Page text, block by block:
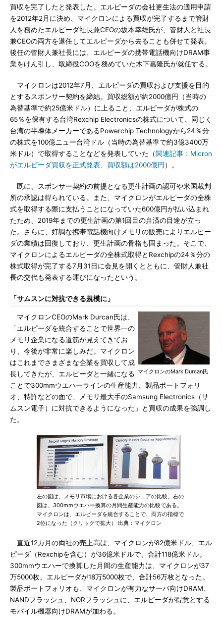
買収を完了したと発表した。エルピーダの会社更生法の適用申請
を2012年2月に決め、マイクロンによる買収が完了するまで管財
人を務めたエルピーダ社長兼CEOの坂本幸雄氏が、管財人と社長
兼CEOの両方を退任してエルピーダから去ることも併せて発表。
後任の管財人兼社長には、エルピーダの携帯電話機向けDRAM事
業をけん引し、取締役COOを務めていた木下嘉隆氏が就任する。
マイクロンは2012年7月、エルピーダの買収および支援を目的
とするスポンサー契約を締結。買収総額が約2000億円（当時の
為替基準で約25億米ドル）に上ること、エルピーダが株式の
65％を保有する台湾Rexchip Electronicsの株式について、同じく
台湾の半導体メーカーであるPowerchip Technologyから24％分
の株式を100億ニュー台湾ドル（当時の為替基準で約3億3400万
米ドル）で取得することなどを発表していた（関連記事：Micron
がエルピーダ買収を正式発表、買収額は2000億円 ）。
既に、スポンサー契約の前提となる更生計画の認可や米国裁判
所の承認は得られている。また、マイクロンがエルピーダの全株
式を取得する際に支払うことになっていた600億円が払い込まれ
たため、2019年までの更生計画の第1回目の弁済の目途が立っ
た。さらに、好調な携帯電話機向けメモリの販売によりエルピー
ダの業績は回復しており、更生計画の骨格も固まった。そこで、
マイクロンによるエルピーダの全株式取得とRexchipの24％分の
株式取得が完了する7月31日に会見を開くとともに、管財人兼社
長の交代も発表する運びになったという。
「サムスンに対抗できる規模に」
マイクロンのMark Durcan氏
マイクロンCEOのMark Durcan氏は、
「エルピーダを統合することで世界一の
メモリ企業になる道筋が見えてきてお
り、今後が非常に楽しみだ。マイクロン
はこれまでさまざまな企業を買収して成
長してきたが、エルピーダと一緒になる
ことで300mmウエハーラインの生産能力、製品ポートフォリ
オ、特許などの面で、メモリ最大手のSamsung Electronics（サ
ムスン電子）に対抗できるようになった」と買収の成果を強調し
た。
左の図は、メモリ市場における各企業のシェアの比較。右の
図は、300mmウエハー換算の月間生産能力の比較である。
マイクロンは、エルピーダを統合することで、両方の指標で
2位になった（クリックで拡大） 出典：マイクロン
直近12カ月の両社の売上高は、マイクロンが82億米ドル、エル
ピーダ（Rexchipを含む）が36億米ドルで、合計118億米ドル。
300mmウエハーで換算した月間の生産能力は、マイクロンが37
万5000枚、エルピーダが18万5000枚で、合計56万枚となった。
製品ポートフォリオも、マイクロンが有力なサーバ向けDRAM、
NANDフラッシュ、NORフラッシュに、エルピーダが得意とする
モバイル機器向けDRAMが加わる。